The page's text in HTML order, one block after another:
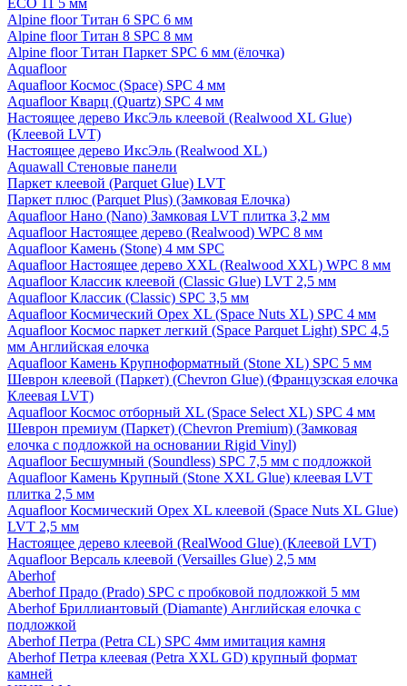
ECO 11 5 мм
Alpine floor Титан 6 SPC 6 мм
Alpine floor Титан 8 SPC 8 мм
Alpine floor Титан Паркет SPC 6 мм (ёлочка)
Aquafloor
Aquafloor Космос (Space) SPC 4 мм
Aquafloor Кварц (Quartz) SPC 4 мм
Настоящее дерево ИксЭль клеевой (Realwood XL Glue)
(Клеевой LVT)
Настоящее дерево ИксЭль (Realwood XL)
Aquawall Стеновые панели
Паркет клеевой (Parquet Glue) LVT
Паркет плюс (Parquet Plus) (Замковая Елочка)
Aquafloor Нано (Nano) Замковая LVT плитка 3,2 мм
Aquafloor Настоящее дерево (Realwood) WPC 8 мм
Aquafloor Камень (Stone) 4 мм SPC
Aquafloor Настоящее дерево XXL (Realwood XXL) WPC 8 мм
Aquafloor Классик клеевой (Classic Glue) LVT 2,5 мм
Aquafloor Классик (Classic) SPC 3,5 мм
Aquafloor Космический Орех XL (Space Nuts XL) SPC 4 мм
Aquafloor Космос паркет легкий (Space Parquet Light) SPC 4,5
мм Английская елочка
Aquafloor Камень Крупноформатный (Stone XL) SPC 5 мм
Шеврон клеевой (Паркет) (Chevron Glue) (Французская елочка
Клеевая LVT)
Aquafloor Космос отборный XL (Space Select XL) SPC 4 мм
Шеврон премиум (Паркет) (Chevron Premium) (Замковая
елочка с подложкой на основании Rigid Vinyl)
Aquafloor Бесшумный (Soundless) SPC 7,5 мм с подложкой
Aquafloor Камень Крупный (Stone XXL Glue) клеевая LVT
плитка 2,5 мм
Aquafloor Космический Орех XL клеевой (Space Nuts XL Glue)
LVT 2,5 мм
Настоящее дерево клеевой (RealWood Glue) (Клеевой LVT)
Aquafloor Версаль клеевой (Versailles Glue) 2,5 мм
Aberhof
Aberhof Прадо (Prado) SPC с пробковой подложкой 5 мм
Aberhof Бриллиантовый (Diamante) Английская елочка с
подложкой
Aberhof Петра (Petra CL) SPC 4мм имитация камня
Aberhof Петра клеевая (Petra XXL GD) крупный формат
камней